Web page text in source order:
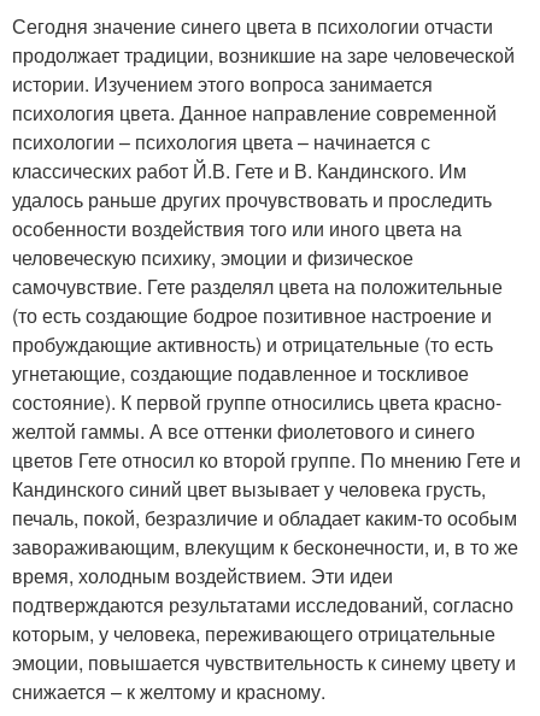
Сегодня значение синего цвета в психологии отчасти
продолжает традиции, возникшие на заре человеческой
истории. Изучением этого вопроса занимается
психология цвета. Данное направление современной
психологии – психология цвета – начинается с
классических работ Й.В. Гете и В. Кандинского. Им
удалось раньше других прочувствовать и проследить
особенности воздействия того или иного цвета на
человеческую психику, эмоции и физическое
самочувствие. Гете разделял цвета на положительные
(то есть создающие бодрое позитивное настроение и
пробуждающие активность) и отрицательные (то есть
угнетающие, создающие подавленное и тоскливое
состояние). К первой группе относились цвета красно-
желтой гаммы. А все оттенки фиолетового и синего
цветов Гете относил ко второй группе. По мнению Гете и
Кандинского синий цвет вызывает у человека грусть,
печаль, покой, безразличие и обладает каким-то особым
завораживающим, влекущим к бесконечности, и, в то же
время, холодным воздействием. Эти идеи
подтверждаются результатами исследований, согласно
которым, у человека, переживающего отрицательные
эмоции, повышается чувствительность к синему цвету и
снижается – к желтому и красному.